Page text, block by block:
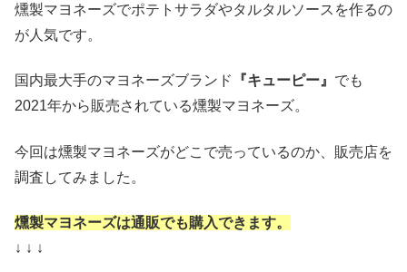
燻製マヨネーズでポテトサラダやタルタルソースを作るの
が人気です。
国内最大手のマヨネーズブランド 『キューピー』 でも
2021年から販売されている燻製マヨネーズ。
今回は燻製マヨネーズがどこで売っているのか、販売店を
調査してみました。
燻製マヨネーズは通販でも購入できます。
↓ ↓ ↓